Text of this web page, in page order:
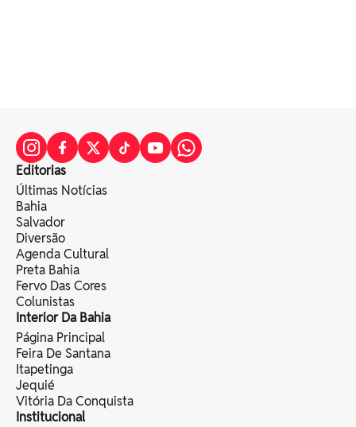
Editorias
Últimas Notícias
Bahia
Salvador
Diversão
Agenda Cultural
Preta Bahia
Fervo Das Cores
Colunistas
Interior Da Bahia
Página Principal
Feira De Santana
Itapetinga
Jequié
Vitória Da Conquista
Institucional